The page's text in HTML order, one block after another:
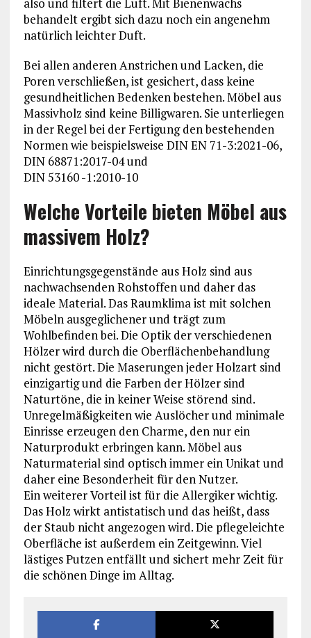
also und filtert die Luft. Mit Bienenwachs
behandelt ergibt sich dazu noch ein angenehm
natürlich leichter Duft.
Bei allen anderen Anstrichen und Lacken, die
Poren verschließen, ist gesichert, dass keine
gesundheitlichen Bedenken bestehen. Möbel aus
Massivholz sind keine Billigwaren. Sie unterliegen
in der Regel bei der Fertigung den bestehenden
Normen wie beispielsweise DIN EN 71-3:2021-06,
DIN 68871:2017-04 und
DIN 53160 -1:2010-10
Welche Vorteile bieten Möbel aus
massivem Holz?
Einrichtungsgegenstände aus Holz sind aus
nachwachsenden Rohstoffen und daher das
ideale Material. Das Raumklima ist mit solchen
Möbeln ausgeglichener und trägt zum
Wohlbefinden bei. Die Optik der verschiedenen
Hölzer wird durch die Oberflächenbehandlung
nicht gestört. Die Maserungen jeder Holzart sind
einzigartig und die Farben der Hölzer sind
Naturtöne, die in keiner Weise störend sind.
Unregelmäßigkeiten wie Auslöcher und minimale
Einrisse erzeugen den Charme, den nur ein
Naturprodukt erbringen kann. Möbel aus
Naturmaterial sind optisch immer ein Unikat und
daher eine Besonderheit für den Nutzer.
Ein weiterer Vorteil ist für die Allergiker wichtig.
Das Holz wirkt antistatisch und das heißt, dass
der Staub nicht angezogen wird. Die pflegeleichte
Oberfläche ist außerdem ein Zeitgewinn. Viel
lästiges Putzen entfällt und sichert mehr Zeit für
die schönen Dinge im Alltag.